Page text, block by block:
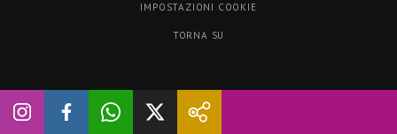
IMPOSTAZIONI COOKIE
TORNA SU